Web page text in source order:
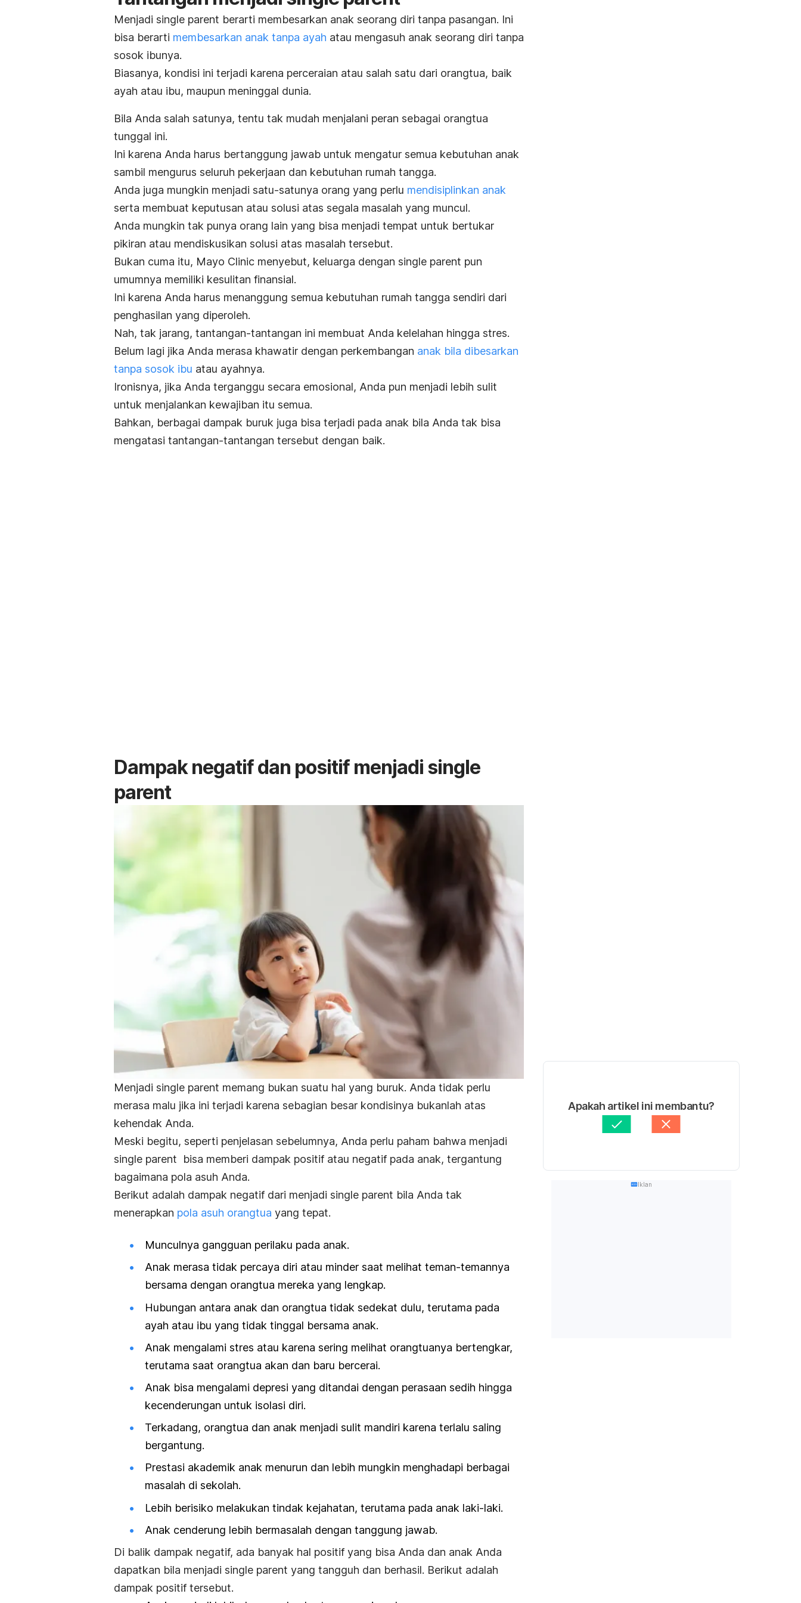
Menjadi single parent berarti membesarkan anak seorang diri tanpa pasangan. Ini
bisa berarti membesarkan anak tanpa ayah atau mengasuh anak seorang diri tanpa
sosok ibunya.
Biasanya, kondisi ini terjadi karena perceraian atau salah satu dari orangtua, baik
ayah atau ibu, maupun meninggal dunia.
Bila Anda salah satunya, tentu tak mudah menjalani peran sebagai orangtua
tunggal ini.
Ini karena Anda harus bertanggung jawab untuk mengatur semua kebutuhan anak
sambil mengurus seluruh pekerjaan dan kebutuhan rumah tangga.
Anda juga mungkin menjadi satu-satunya orang yang perlu mendisiplinkan anak
serta membuat keputusan atau solusi atas segala masalah yang muncul.
Anda mungkin tak punya orang lain yang bisa menjadi tempat untuk bertukar
pikiran atau mendiskusikan solusi atas masalah tersebut.
Bukan cuma itu, Mayo Clinic menyebut, keluarga dengan single parent pun
umumnya memiliki kesulitan finansial.
Ini karena Anda harus menanggung semua kebutuhan rumah tangga sendiri dari
penghasilan yang diperoleh.
Nah, tak jarang, tantangan-tantangan ini membuat Anda kelelahan hingga stres.
Belum lagi jika Anda merasa khawatir dengan perkembangan anak bila dibesarkan
tanpa sosok ibu atau ayahnya.
Ironisnya, jika Anda terganggu secara emosional, Anda pun menjadi lebih sulit
untuk menjalankan kewajiban itu semua.
Bahkan, berbagai dampak buruk juga bisa terjadi pada anak bila Anda tak bisa
mengatasi tantangan-tantangan tersebut dengan baik.
Dampak negatif dan positif menjadi single
parent
Menjadi single parent memang bukan suatu hal yang buruk. Anda tidak perlu
merasa malu jika ini terjadi karena sebagian besar kondisinya bukanlah atas
kehendak Anda.
Meski begitu, seperti penjelasan sebelumnya, Anda perlu paham bahwa menjadi
single parent
bisa memberi dampak positif atau negatif pada anak, tergantung
bagaimana pola asuh Anda.
Berikut adalah dampak negatif dari menjadi single parent bila Anda tak
menerapkan pola asuh orangtua yang tepat.
Munculnya gangguan perilaku pada anak.
Anak merasa tidak percaya diri atau minder saat melihat teman-temannya
bersama dengan orangtua mereka yang lengkap.
Hubungan antara anak dan orangtua tidak sedekat dulu, terutama pada
ayah atau ibu yang tidak tinggal bersama anak.
Anak mengalami stres atau karena sering melihat orangtuanya bertengkar,
terutama saat orangtua akan dan baru bercerai.
Anak bisa mengalami depresi yang ditandai dengan perasaan sedih hingga
kecenderungan untuk isolasi diri.
Terkadang, orangtua dan anak menjadi sulit mandiri karena terlalu saling
bergantung.
Prestasi akademik anak menurun dan lebih mungkin menghadapi berbagai
masalah di sekolah.
Lebih berisiko melakukan tindak kejahatan, terutama pada anak laki-laki.
Anak cenderung lebih bermasalah dengan tanggung jawab.
Di balik dampak negatif, ada banyak hal positif yang bisa Anda dan anak Anda
dapatkan bila menjadi single parent yang tangguh dan berhasil. Berikut adalah
dampak positif tersebut.
Apakah artikel ini membantu?
Iklan